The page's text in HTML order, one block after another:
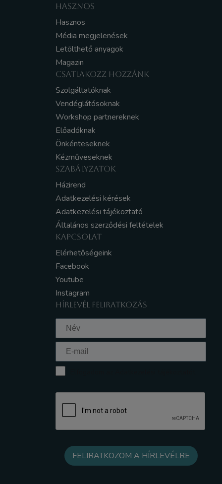
HASZNOS
Hasznos
Média megjelenések
Letölthető anyagok
Magazin
CSATLAKOZZ HOZZÁNK
Szolgáltatóknak
Vendéglátósoknak
Workshop partnereknek
Előadóknak
Önkénteseknek
Kézműveseknek
SZABÁLYZATOK
Házirend
Adatkezelési kérések
Adatkezelési tájékoztató
Általános szerződési feltételek
KAPCSOLAT
Elérhetőségeink
Facebook
Youtube
Instagram
HÍRLEVÉL FELIRATKOZÁS